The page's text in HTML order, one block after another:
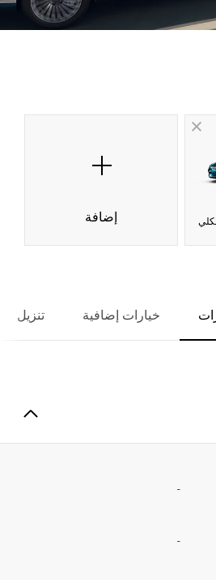
إضافة
خيارات إضافية تنزيل
-
-